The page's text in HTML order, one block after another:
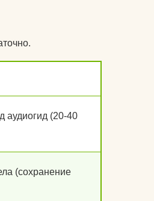
аудиогид (20-40
(сохранение